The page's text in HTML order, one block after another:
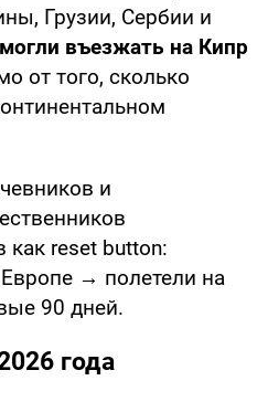
Грузии, Сербии и
могли въезжать на Кипр
от того, сколько
и
как reset button:
→ полетели на
90 дней.
года